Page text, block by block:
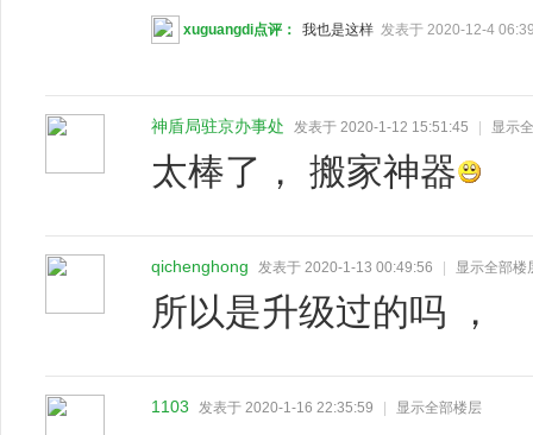
xuguangdi点评： 我也是这样 发表于 2020-12-4
神盾局驻京办事处 发表于 2020-1-12 15:51:45 显示
太棒了， 搬家神器
qichenghong 发表于 2020-1-13 00:49:56 显示全部楼
所以是升级过的吗 ，
1103 发表于 2020-1-16 22:35:59 显示全部楼层